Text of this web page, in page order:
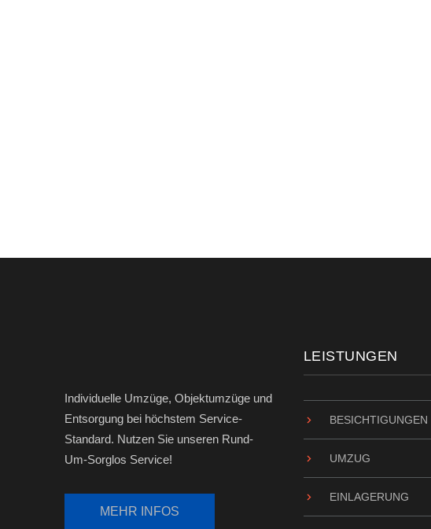
Individuelle Umzüge, Objektumzüge und
Entsorgung bei höchstem Service-
Standard. Nutzen Sie unseren Rund-
Um-Sorglos Service!
LEISTUNGEN
BESICHTIGUNGEN
UMZUG
EINLAGERUNG